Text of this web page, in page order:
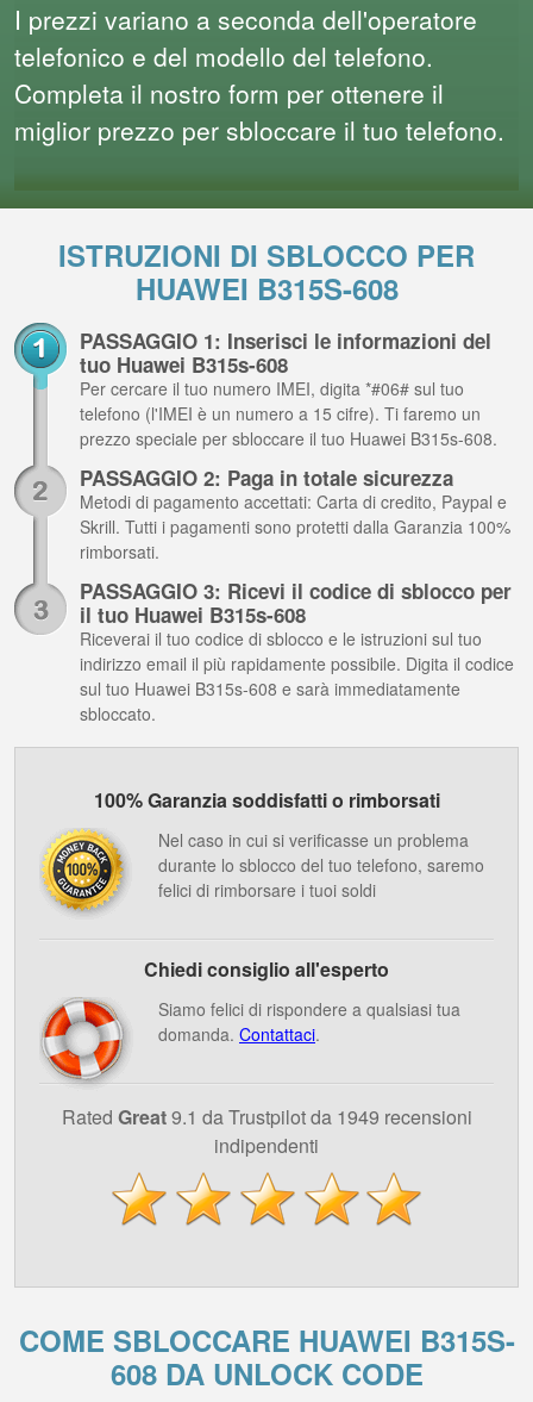
I prezzi variano a seconda dell'operatore
telefonico e del modello del telefono.
Completa il nostro form per ottenere il
miglior prezzo per sbloccare il tuo telefono.
ISTRUZIONI DI SBLOCCO PER
HUAWEI B315S-608
PASSAGGIO 1: Inserisci le informazioni del
tuo Huawei B315s-608
Per cercare il tuo numero IMEI, digita *#06# sul tuo
telefono (l'IMEI è un numero a 15 cifre). Ti faremo un
prezzo speciale per sbloccare il tuo Huawei B315s-608.
PASSAGGIO 2: Paga in totale sicurezza
Metodi di pagamento accettati: Carta di credito, Paypal e
Skrill. Tutti i pagamenti sono protetti dalla Garanzia 100%
rimborsati.
PASSAGGIO 3: Ricevi il codice di sblocco per
il tuo Huawei B315s-608
Riceverai il tuo codice di sblocco e le istruzioni sul tuo
indirizzo email il più rapidamente possibile. Digita il codice
sul tuo Huawei B315s-608 e sarà immediatamente
sbloccato.
100% Garanzia soddisfatti o rimborsati
Nel caso in cui si verificasse un problema
durante lo sblocco del tuo telefono, saremo
felici di rimborsare i tuoi soldi
Chiedi consiglio all'esperto
Siamo felici di rispondere a qualsiasi tua
domanda. Contattaci.
Rated Great9.1 da Trustpilot da 1949 recensioni
indipendenti
COME SBLOCCARE HUAWEI B315S-
608 DA UNLOCK CODE